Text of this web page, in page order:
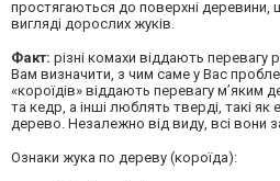
простягаються до поверхні деревини,
вигляді дорослих жуків.
Факт: різні комахи віддають
Вам визначити, з чим саме у Вас
«короїдів» віддають перевагу м’яким
та кедр, а інші люблять тверді, такі як
дерево. Незалежно від виду, всі вони
Ознаки жука по дереву (короїда):